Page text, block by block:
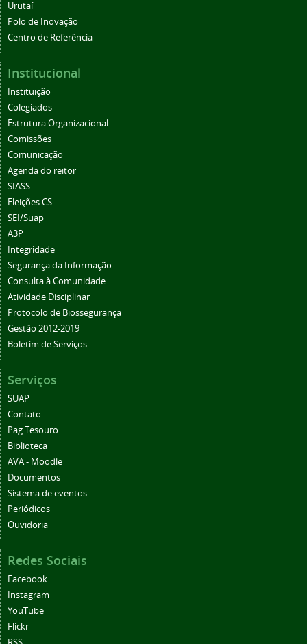
Urutaí
Polo de Inovação
Centro de Referência
Institucional
Instituição
Colegiados
Estrutura Organizacional
Comissões
Comunicação
Agenda do reitor
SIASS
Eleições CS
SEI/Suap
A3P
Integridade
Segurança da Informação
Consulta à Comunidade
Atividade Disciplinar
Protocolo de Biossegurança
Gestão 2012-2019
Boletim de Serviços
Serviços
SUAP
Contato
Pag Tesouro
Biblioteca
AVA - Moodle
Documentos
Sistema de eventos
Periódicos
Ouvidoria
Redes Sociais
Facebook
Instagram
YouTube
Flickr